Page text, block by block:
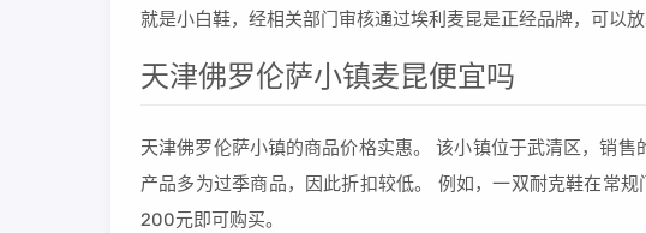
就是小白鞋，经相关部门审核通过埃利麦昆是正经品牌，可以放
天津佛罗伦萨小镇麦昆便宜吗
天津佛罗伦萨小镇的商品价格实惠。 该小镇位于武清区，销
产品多为过季商品，因此折扣较低。 例如，一双耐克鞋在常
200元即可购买。